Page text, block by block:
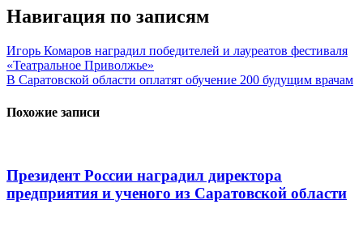
Навигация по записям
Игорь Комаров наградил победителей и лауреатов фестиваля
«Театральное Приволжье»
В Саратовской области оплатят обучение 200 будущим врачам
Похожие записи
Президент России наградил директора
предприятия и ученого из Саратовской области